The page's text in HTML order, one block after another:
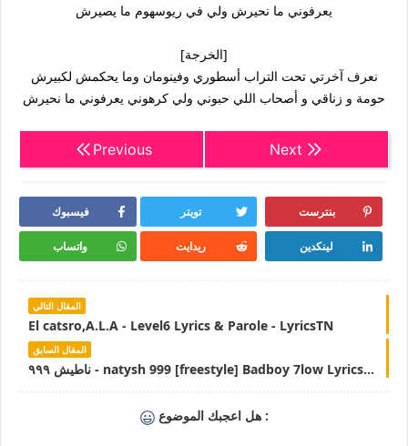
يعرفوني ما نحيرش ولي في ريوسهوم ما يصيرش
[الخرجة]
نعرف آخرتي تحت التراب أسطوري وفينومان وما يحكمش لكبيرش
حومة و زناقي و أصحاب اللي حبوني ولي كرهوني يعرفوني ما نحيرش
Previous Next
فيسبوك تويتر بنترست
واتساب ريدايت لينكدين
المقال التالي
El catsro,A.L.A - Level6 Lyrics & Parole - LyricsTN
المقال السابق
ناطيش ٩٩٩ - natysh 999 [freestyle] Badboy 7low Lyrics | LyricsTN
هل اعجبك الموضوع :